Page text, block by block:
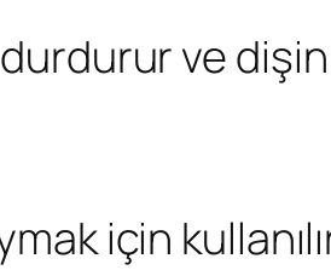
ve
için